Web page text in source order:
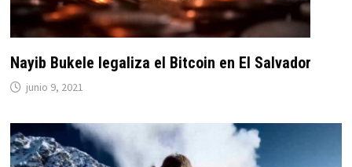
Nayib Bukele legaliza el Bitcoin en El Salvador
junio 9, 2021